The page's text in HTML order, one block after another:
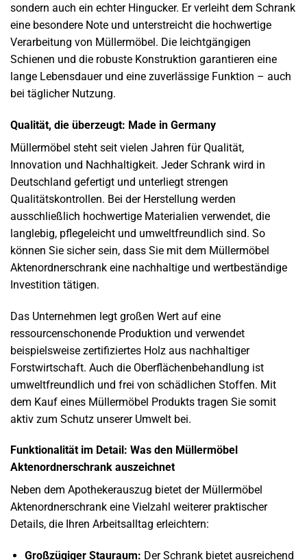
sondern auch ein echter Hingucker. Er verleiht dem Schrank
eine besondere Note und unterstreicht die hochwertige
Verarbeitung von Müllermöbel. Die leichtgängigen
Schienen und die robuste Konstruktion garantieren eine
lange Lebensdauer und eine zuverlässige Funktion – auch
bei täglicher Nutzung.
Qualität, die überzeugt: Made in Germany
Müllermöbel steht seit vielen Jahren für Qualität,
Innovation und Nachhaltigkeit. Jeder Schrank wird in
Deutschland gefertigt und unterliegt strengen
Qualitätskontrollen. Bei der Herstellung werden
ausschließlich hochwertige Materialien verwendet, die
langlebig, pflegeleicht und umweltfreundlich sind. So
können Sie sicher sein, dass Sie mit dem Müllermöbel
Aktenordnerschrank eine nachhaltige und wertbeständige
Investition tätigen.
Das Unternehmen legt großen Wert auf eine
ressourcenschonende Produktion und verwendet
beispielsweise zertifiziertes Holz aus nachhaltiger
Forstwirtschaft. Auch die Oberflächenbehandlung ist
umweltfreundlich und frei von schädlichen Stoffen. Mit
dem Kauf eines Müllermöbel Produkts tragen Sie somit
aktiv zum Schutz unserer Umwelt bei.
Funktionalität im Detail: Was den Müllermöbel
Aktenordnerschrank auszeichnet
Neben dem Apothekerauszug bietet der Müllermöbel
Aktenordnerschrank eine Vielzahl weiterer praktischer
Details, die Ihren Arbeitsalltag erleichtern:
Großzügiger Stauraum: Der Schrank bietet ausreichend